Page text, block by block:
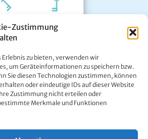
Zustimmung
zu bieten, verwenden wir
um Geräteinformationen zu speichern bzw.
Sie diesen Technologien zustimmen, können
oder eindeutige IDs auf dieser Website
Zustimmung nicht erteilen oder
Merkmale und Funktionen
in Mariazell